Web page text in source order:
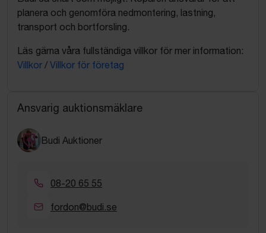
planera och genomföra nedmontering, lastning,
transport och bortforsling.
Läs gärna våra fullständiga villkor för mer information:
Villkor / Villkor för företag
Ansvarig auktionsmäklare
Budi Auktioner
08-20 65 55
fordon@budi.se